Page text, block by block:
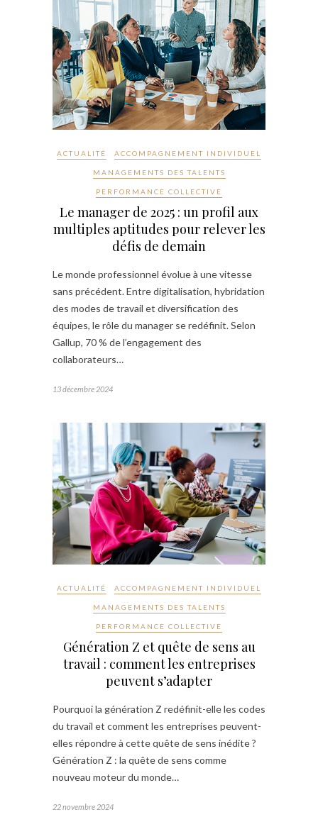
ACTUALITÉ ACCOMPAGNEMENT INDIVIDUEL
MANAGEMENTS DES TALENTS
PERFORMANCE COLLECTIVE
Le manager de 2025 : un profil aux
multiples aptitudes pour relever les
défis de demain
Le monde professionnel évolue à une vitesse
sans précédent. Entre digitalisation, hybridation
des modes de travail et diversification des
équipes, le rôle du manager se redéfinit. Selon
Gallup, 70 % de l’engagement des
collaborateurs…
13 décembre 2024
ACTUALITÉ ACCOMPAGNEMENT INDIVIDUEL
MANAGEMENTS DES TALENTS
PERFORMANCE COLLECTIVE
Génération Z et quête de sens au
travail : comment les entreprises
peuvent s’adapter
Pourquoi la génération Z redéfinit-elle les codes
du travail et comment les entreprises peuvent-
elles répondre à cette quête de sens inédite ?
Génération Z : la quête de sens comme
nouveau moteur du monde…
22 novembre 2024